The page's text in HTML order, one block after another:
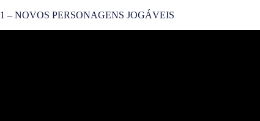
1 – NOVOS PERSONAGENS JOGÁVEIS